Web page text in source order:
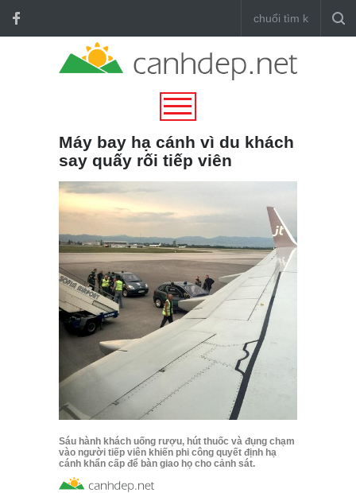
Máy bay hạ cánh vì du khách
say quấy rối tiếp viên
Sáu hành khách uống rượu, hút thuốc và đụng chạm
vào người tiếp viên khiến phi công quyết định hạ
cánh khẩn cấp để bàn giao họ cho cảnh sát.